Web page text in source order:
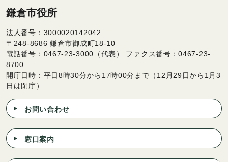
鎌倉市役所
法人番号：3000020142042
〒248-8686 鎌倉市御成町18-10
電話番号：0467-23-3000（代表） ファクス番号：0467-23-
8700
開庁日時：平日8時30分から17時00分まで（12月29日から1月3
日は閉庁）
お問い合わせ
窓口案内